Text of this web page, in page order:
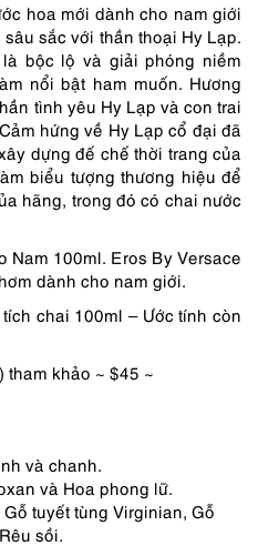
hoa mới dành cho nam giới
sắc với thần thoại Hy Lạp.
bộc lộ và giải phóng niềm
nổi bật ham muốn. Hương
tình yêu Hy Lạp và con trai
hứng về Hy Lạp cổ đại đã
dựng đế chế thời trang của
biểu tượng thương hiệu để
hãng, trong đó có chai nước
Nam 100ml. Eros By Versace
dành cho nam giới.
chai 100ml – Ước tính còn
tham khảo ~ $45 ~
và chanh.
và Hoa phong lữ.
tuyết tùng Virginian, Gỗ
sồi.